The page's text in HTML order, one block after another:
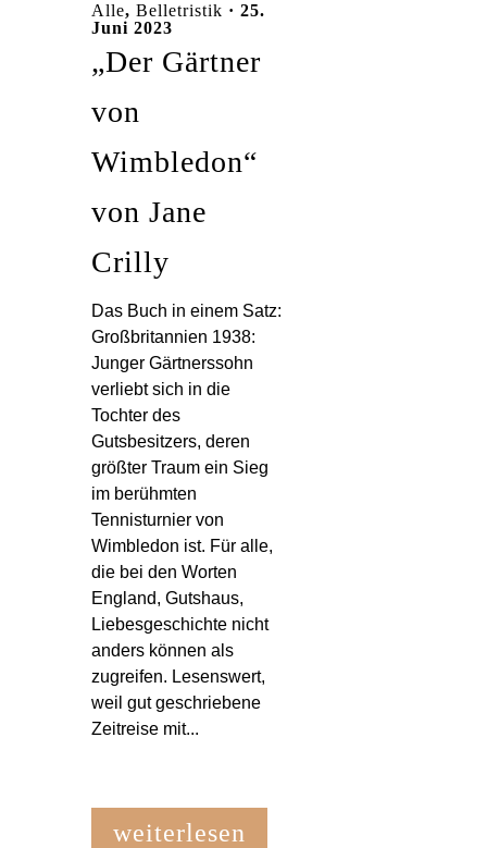
Alle, Belletristik · 25.
Juni 2023
„Der Gärtner
von
Wimbledon“
von Jane
Crilly
Das Buch in einem Satz:
Großbritannien 1938:
Junger Gärtnerssohn
verliebt sich in die
Tochter des
Gutsbesitzers, deren
größter Traum ein Sieg
im berühmten
Tennisturnier von
Wimbledon ist. Für alle,
die bei den Worten
England, Gutshaus,
Liebesgeschichte nicht
anders können als
zugreifen. Lesenswert,
weil gut geschriebene
Zeitreise mit...
weiterlesen